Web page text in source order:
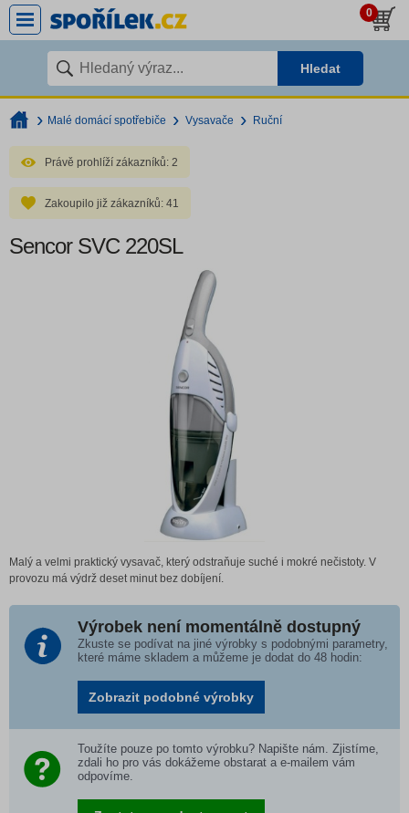
0
Hledat
Malé domácí spotřebiče Vysavače Ruční
Právě prohlíží zákazníků: 2
Zakoupilo již zákazníků: 41
Sencor SVC 220SL
Malý a velmi praktický vysavač, který odstraňuje suché i mokré nečistoty. V
provozu má výdrž deset minut bez dobíjení.
Výrobek není momentálně dostupný
Zkuste se podívat na jiné výrobky s podobnými parametry,
které máme skladem a můžeme je dodat do 48 hodin:
Zobrazit podobné výrobky
Toužíte pouze po tomto výrobku? Napište nám. Zjistíme,
zdali ho pro vás dokážeme obstarat a e-mailem vám
odpovíme.